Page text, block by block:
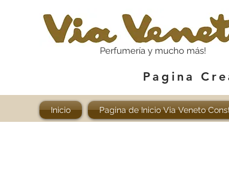
Perfumería y mucho más!
Pagina
Inicio Pagina de Inicio Via Veneto